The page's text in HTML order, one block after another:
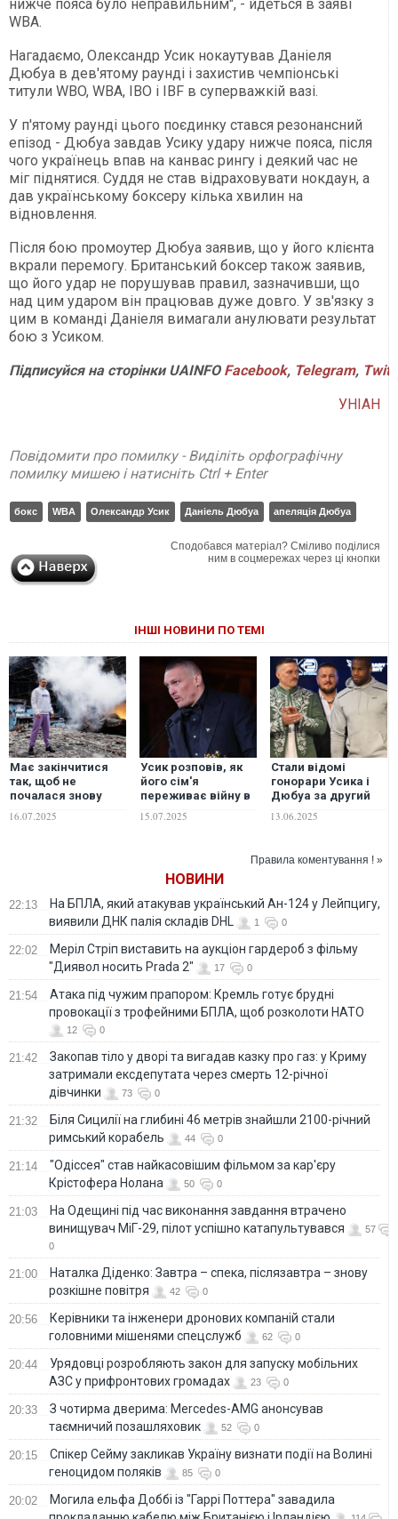
нижче пояса було неправильним", - йдеться в заяві
WBA.
Нагадаємо, Олександр Усик нокаутував Даніеля
Дюбуа в дев'ятому раунді і захистив чемпіонські
титули WBO, WBA, IBO і IBF в суперважкій вазі.
У п'ятому раунді цього поєдинку стався резонансний
епізод - Дюбуа завдав Усику удару нижче пояса, після
чого українець впав на канвас рингу і деякий час не
міг піднятися. Суддя не став відраховувати нокдаун, а
дав українському боксеру кілька хвилин на
відновлення.
Після бою промоутер Дюбуа заявив, що у його клієнта
вкрали перемогу. Британський боксер також заявив,
що його удар не порушував правил, зазначивши, що
над цим ударом він працював дуже довго. У зв'язку з
цим в команді Даніеля вимагали анулювати результат
бою з Усиком.
Підписуйся на сторінки UAINFO Facebook, Telegram,
УНІАН
Повідомити про помилку - Виділіть орфографічну
помилку мишею і натисніть Ctrl + Enter
бокс WBA Олександр Усик Даніель Дюбуа апеляція Дюбуа
Сподобався матеріал? Сміливо поділися
ним в соцмережах через ці кнопки
ІНШІ НОВИНИ ПО ТЕМІ
Має закінчитися
так, щоб не
почалася знову
через 3-5 років:
Усик нагадав світу
16.07.2025
Усик розповів, як
його сім'я
переживає війну в
Україні
15.07.2025
Стали відомі
гонорари Усика і
Дюбуа за другий
бій
13.06.2025
Правила коментування ! »
НОВИНИ
22:13
На БПЛА, який атакував український Ан-124 у Лейпцигу,
виявили ДНК палія складів DHL
1 0
22:02
Меріл Стріп виставить на аукціон гардероб з фільму
"Диявол носить Prada 2"
17 0
21:54
Атака під чужим прапором: Кремль готує брудні
провокації з трофейними БПЛА, щоб розколоти НАТО
12 0
21:42
Закопав тіло у дворі та вигадав казку про газ: у Криму
затримали ексдепутата через смерть 12-річної
дівчинки
73 0
21:32
Біля Сицилії на глибині 46 метрів знайшли 2100-річний
римський корабель
44 0
21:14
"Одіссея" став найкасовішим фільмом за кар'єру
Крістофера Нолана
50 0
21:03
На Одещині під час виконання завдання втрачено
винищувач МіГ-29, пілот успішно катапультувався
57
0
21:00
Наталка Діденко: Завтра – спека, післязавтра – знову
розкішне повітря
42 0
20:56
Керівники та інженери дронових компаній стали
головними мішенями спецслужб
62 0
20:44
Урядовці розробляють закон для запуску мобільних
АЗС у прифронтових громадах
23 0
20:33
З чотирма дверима: Mercedes-AMG анонсував
таємничий позашляховик
52 0
20:15
Спікер Сейму закликав Україну визнати події на Волині
геноцидом поляків
85 0
20:02
Могила ельфа Доббі із "Гаррі Поттера" завадила